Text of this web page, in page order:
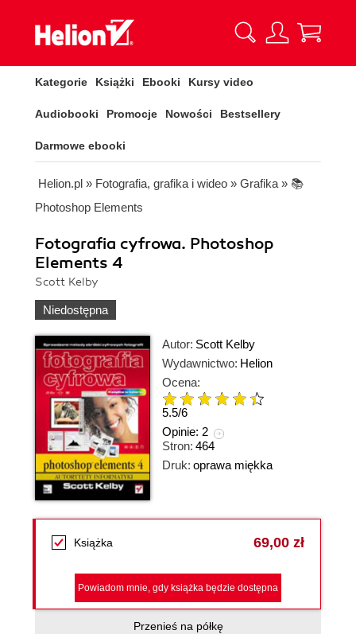
Kategorie Książki Ebooki Kursy video
Audiobooki Promocje Nowości Bestsellery
Darmowe ebooki
Helion.pl » Fotografia, grafika i wideo » Grafika » 📚
Photoshop Elements
Fotografia cyfrowa. Photoshop
Elements 4
Scott Kelby
Niedostępna
Autor: Scott Kelby
Wydawnictwo: Helion
Ocena:
5.5/6
Opinie: 2
Stron: 464
Druk: oprawa miękka
Książka 69,00 zł
Powiadom mnie, gdy książka będzie dostępna
Przenieś na półkę